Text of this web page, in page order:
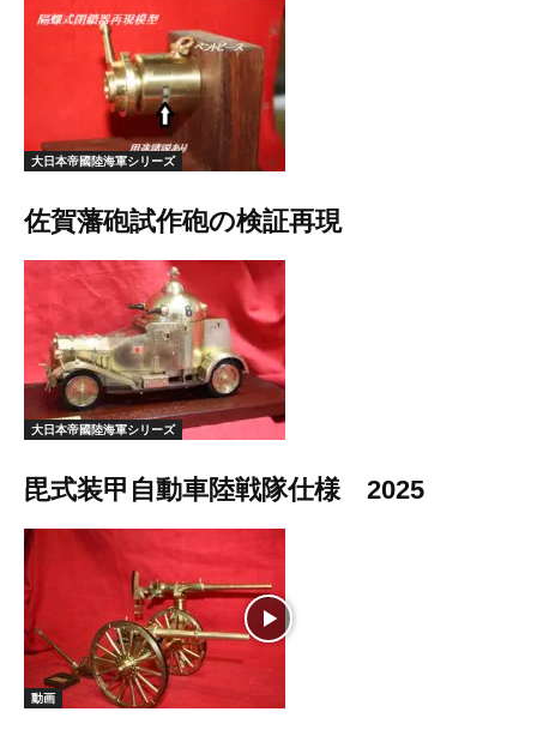
大日本帝國陸海軍シリーズ
佐賀藩砲試作砲の検証再現
大日本帝國陸海軍シリーズ
毘式装甲自動車陸戦隊仕様 2025
動画